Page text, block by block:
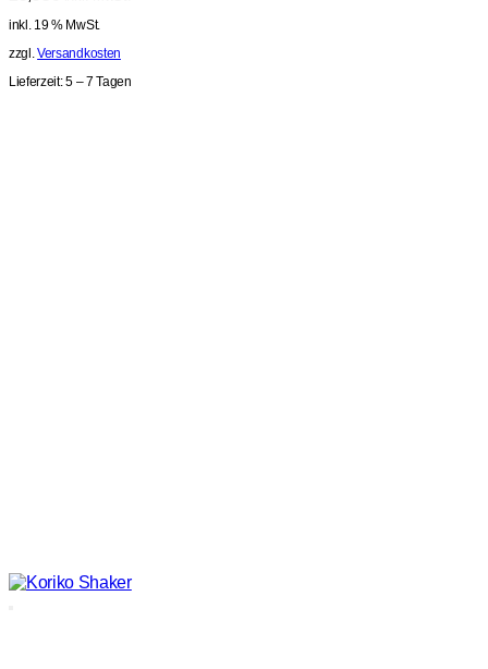
inkl. 19 % MwSt.
zzgl.Versandkosten
Lieferzeit:5 – 7 Tagen